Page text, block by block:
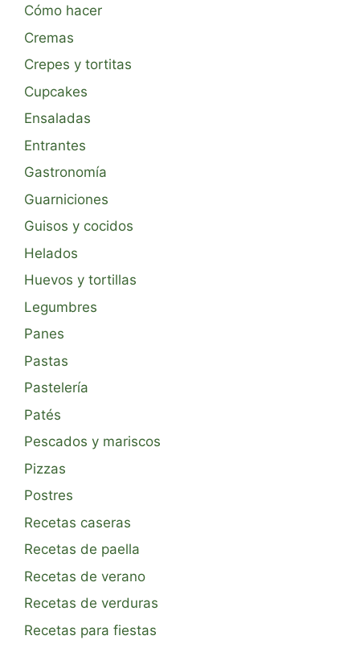
Cómo hacer
Cremas
Crepes y tortitas
Cupcakes
Ensaladas
Entrantes
Gastronomía
Guarniciones
Guisos y cocidos
Helados
Huevos y tortillas
Legumbres
Panes
Pastas
Pastelería
Patés
Pescados y mariscos
Pizzas
Postres
Recetas caseras
Recetas de paella
Recetas de verano
Recetas de verduras
Recetas para fiestas